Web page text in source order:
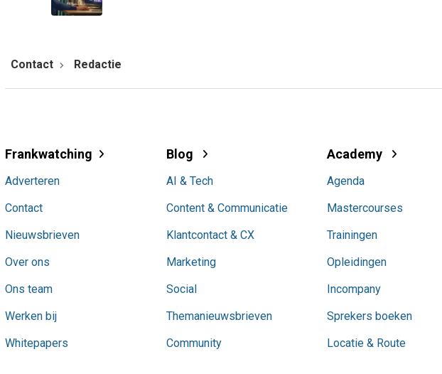
Contact Redactie
Frankwatching
Adverteren
Contact
Nieuwsbrieven
Over ons
Ons team
Werken bij
Whitepapers
Blog
AI & Tech
Content & Communicatie
Klantcontact & CX
Marketing
Social
Themanieuwsbrieven
Community
Academy
Agenda
Mastercourses
Trainingen
Opleidingen
Incompany
Sprekers boeken
Locatie & Route